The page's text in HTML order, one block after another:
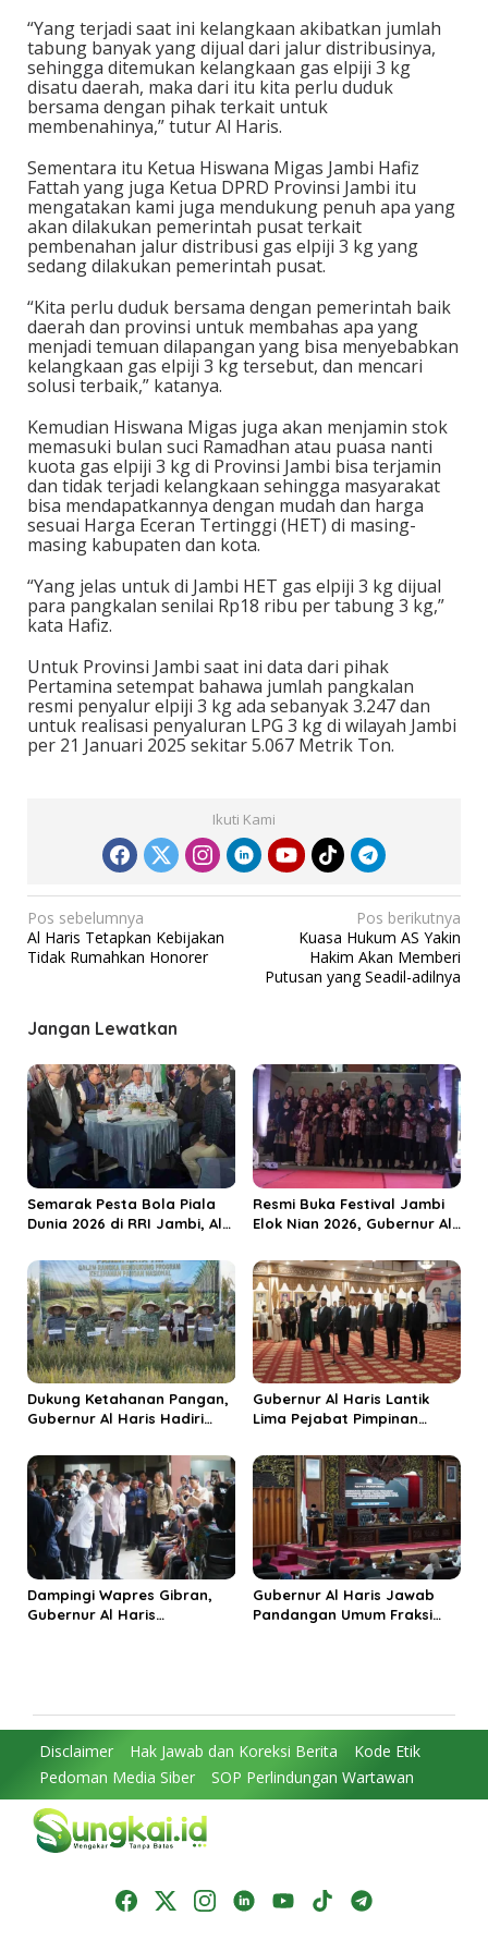
“Yang terjadi saat ini kelangkaan akibatkan jumlah
tabung banyak yang dijual dari jalur distribusinya,
sehingga ditemukan kelangkaan gas elpiji 3 kg
disatu daerah, maka dari itu kita perlu duduk
bersama dengan pihak terkait untuk
membenahinya,” tutur Al Haris.
Sementara itu Ketua Hiswana Migas Jambi Hafiz
Fattah yang juga Ketua DPRD Provinsi Jambi itu
mengatakan kami juga mendukung penuh apa yang
akan dilakukan pemerintah pusat terkait
pembenahan jalur distribusi gas elpiji 3 kg yang
sedang dilakukan pemerintah pusat.
“Kita perlu duduk bersama dengan pemerintah baik
daerah dan provinsi untuk membahas apa yang
menjadi temuan dilapangan yang bisa menyebabkan
kelangkaan gas elpiji 3 kg tersebut, dan mencari
solusi terbaik,” katanya.
Kemudian Hiswana Migas juga akan menjamin stok
memasuki bulan suci Ramadhan atau puasa nanti
kuota gas elpiji 3 kg di Provinsi Jambi bisa terjamin
dan tidak terjadi kelangkaan sehingga masyarakat
bisa mendapatkannya dengan mudah dan harga
sesuai Harga Eceran Tertinggi (HET) di masing-
masing kabupaten dan kota.
“Yang jelas untuk di Jambi HET gas elpiji 3 kg dijual
para pangkalan senilai Rp18 ribu per tabung 3 kg,”
kata Hafiz.
Untuk Provinsi Jambi saat ini data dari pihak
Pertamina setempat bahawa jumlah pangkalan
resmi penyalur elpiji 3 kg ada sebanyak 3.247 dan
untuk realisasi penyaluran LPG 3 kg di wilayah Jambi
per 21 Januari 2025 sekitar 5.067 Metrik Ton.
Ikuti Kami
N
a
g
a
s
i
p
o
s
Pos sebelumnya
Al Haris Tetapkan Kebijakan
Tidak Rumahkan Honorer
Pos berikutnya
Kuasa Hukum AS Yakin
Hakim Akan Memberi
Putusan yang Seadil-adilnya
Jangan Lewatkan
Semarak Pesta Bola Piala
Dunia 2026 di RRI Jambi, Al
Ekonomi Rakyat
Resmi Buka Festival Jambi
Elok Nian 2026, Gubernur Al
Jadi Destinasi Wisata
Budaya Unggulan
Dukung Ketahanan Pangan,
Gubernur Al Haris Hadiri
Kabupaten Tanjungjabung
Timur
Gubernur Al Haris Lantik
Lima Pejabat Pimpinan
Penguatan Kinerja dan
Integritas
Dampingi Wapres Gibran,
Gubernur Al Haris
Gubernur Al Haris Jawab
Pandangan Umum Fraksi
Disclaimer Hak Jawab dan Koreksi Berita
Kode Etik
Pedoman Media Siber
SOP Perlindungan Wartawan